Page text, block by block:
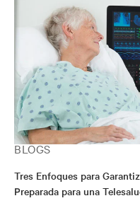
BLOGS
Tres Enfoques para
Preparada para una